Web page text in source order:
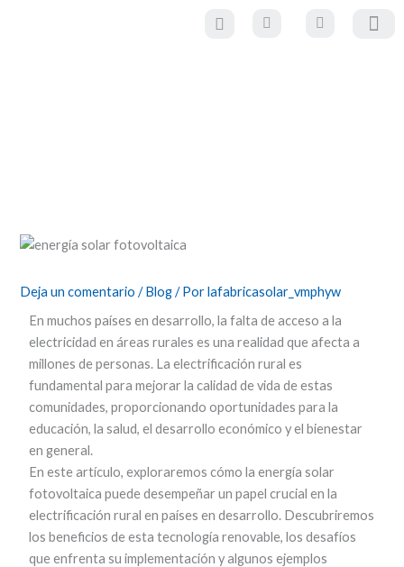
Deja un comentario /Blog/ Porlafabricasolar_vmphyw
En muchos países en desarrollo, la falta de acceso a la
electricidad en áreas rurales es una realidad que afecta a
millones de personas. La electrificación rural es
fundamental para mejorar la calidad de vida de estas
comunidades, proporcionando oportunidades para la
educación, la salud, el desarrollo económico y el bienestar
en general.
En este artículo, exploraremos cómo la energía solar
fotovoltaica puede desempeñar un papel crucial en la
electrificación rural en países en desarrollo. Descubriremos
los beneficios de esta tecnología renovable, los desafíos
que enfrenta su implementación y algunos ejemplos